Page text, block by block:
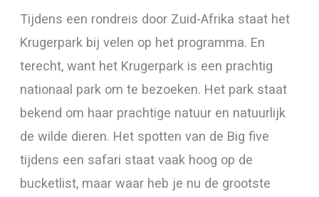
Tijdens een rondreis door Zuid-Afrika staat het
Krugerpark bij velen op het programma. En
terecht, want het Krugerpark is een prachtig
nationaal park om te bezoeken. Het park staat
bekend om haar prachtige natuur en natuurlijk
de wilde dieren. Het spotten van de Big five
tijdens een safari staat vaak hoog op de
bucketlist, maar waar heb je nu de grootste
het
Krugerpark